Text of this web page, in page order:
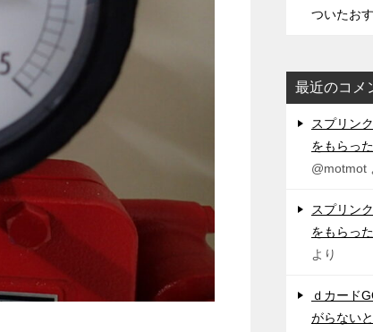
ついたお
最近のコメ
スプリン
をもらっ
@motmot
スプリン
をもらっ
より
ｄカード
がらない